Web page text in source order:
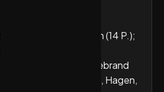
Höler (1 P.), Grundmann (14 P.);
(6), Mahr (4),
Klein (1), Hildebrand
(3), Schley (1), Hagen,